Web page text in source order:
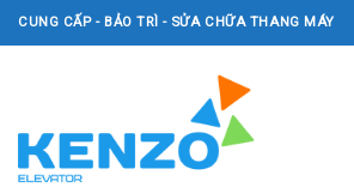
Skip
to
CUNG CẤP - BẢO TRÌ - SỬA CHỮA THANG MÁY